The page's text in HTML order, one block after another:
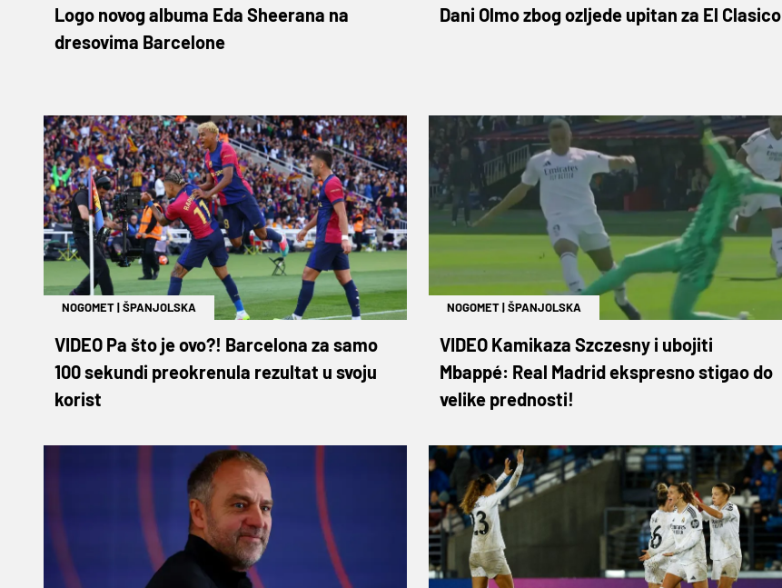
Logo novog albuma Eda Sheerana na
dresovima Barcelone
Dani Olmo zbog ozljede upitan za El Clasico
NOGOMET|ŠPANJOLSKA
VIDEO Pa što je ovo?! Barcelona za samo
100 sekundi preokrenula rezultat u svoju
korist
NOGOMET|ŠPANJOLSKA
VIDEO Kamikaza Szczesny i ubojiti
Mbappé: Real Madrid ekspresno stigao do
velike prednosti!